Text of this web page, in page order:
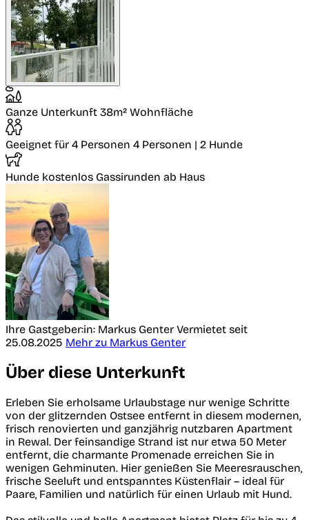
Ganze Unterkunft 38m² Wohnfläche
Geeignet für 4 Personen 4 Personen | 2 Hunde
Hunde kostenlos Gassirunden ab Haus
Ihre Gastgeber:in: Markus Genter Vermietet seit
25.08.2025 Mehr zu Markus Genter
Über diese Unterkunft
Erleben Sie erholsame Urlaubstage nur wenige Schritte
von der glitzernden Ostsee entfernt in diesem modernen,
frisch renovierten und ganzjährig nutzbaren Apartment
in Rewal. Der feinsandige Strand ist nur etwa 50 Meter
entfernt, die charmante Promenade erreichen Sie in
wenigen Gehminuten. Hier genießen Sie Meeresrauschen,
frische Seeluft und entspanntes Küstenflair – ideal für
Paare, Familien und natürlich für einen Urlaub mit Hund.